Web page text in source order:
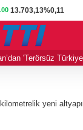
13.703,13%0,11
'Terörsüz
yeni altyapı